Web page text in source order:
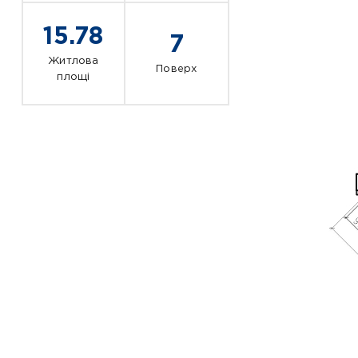
15.78
Житлова
площі
7
Поверх